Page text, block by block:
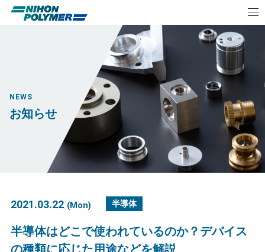
NEWS
お知らせ
2021.03.22 (Mon) 半導体
半導体はどこで使われているのか？デバイス
の種類に応じた用途などを解説